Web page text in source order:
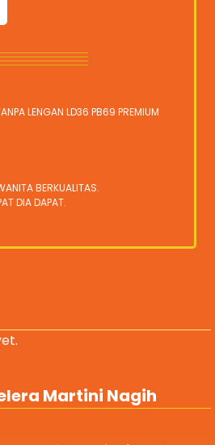
LENGAN LD36 PB69 PREMIUM
BERKUALITAS.
DIA DAPAT.
Martini Nagih